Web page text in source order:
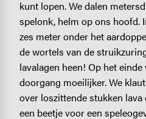
kunt lopen. We dalen
spelonk, helm op ons hoofd.
zes meter onder het
de wortels van de
lavalagen heen! Op het
doorgang moeilijker. We
over loszittende stukken
een beetje voor een